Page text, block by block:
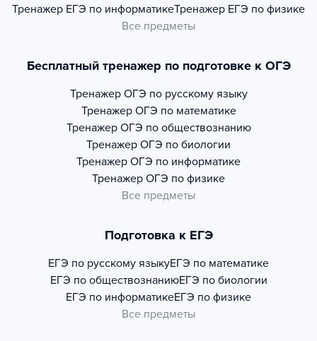
Тренажер ЕГЭ по информатикеТренажер ЕГЭ по физике
Все предметы
Бесплатный тренажер по подготовке к ОГЭ
Тренажер ОГЭ по русскому языку
Тренажер ОГЭ по математике
Тренажер ОГЭ по обществознанию
Тренажер ОГЭ по биологии
Тренажер ОГЭ по информатике
Тренажер ОГЭ по физике
Все предметы
Подготовка к ЕГЭ
ЕГЭ по русскому языкуЕГЭ по математике
ЕГЭ по обществознаниюЕГЭ по биологии
ЕГЭ по информатикеЕГЭ по физике
Все предметы